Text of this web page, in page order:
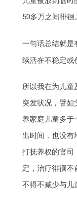
50多万之间徘徊。
一句话总结就是
续活在不稳定或
所以我在为儿童
突发状况，譬如
养家庭儿童多于
出时间，也没有
打抚养权的官司
定，治疗徘徊不
不得不减少与儿